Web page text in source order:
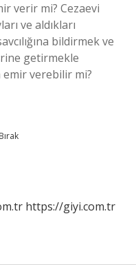
verir mi? Cezaevi
ve aldıkları
bildirmek ve
getirmekle
emir verebilir mi?
https://giyi.com.tr